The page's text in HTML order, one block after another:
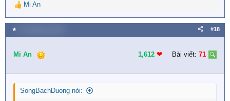
R
e
a
c
i
n
s
Mi An
★ #18
Mi An 1,612 ❤︎ Bài viết: 71
SongBachDuong nói: